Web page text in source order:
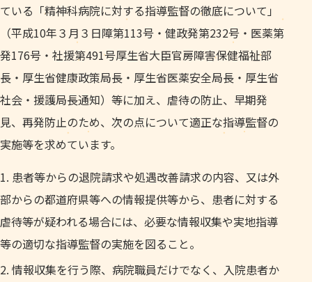
ている「精神科病院に対する指導監督の徹底について」
（平成10年３月３日障第113号・健政発第232号・医薬第
発176号・社援第491号厚生省大臣官房障害保健福祉部
長・厚生省健康政策局長・厚生省医薬安全局長・厚生省
社会・援護局長通知）等に加え、虐待の防止、早期発
見、再発防止のため、次の点について適正な指導監督の
実施等を求めています。
患者等からの退院請求や処遇改善請求の内容、又は外
部からの都道府県等への情報提供等から、患者に対する
虐待等が疑われる場合には、必要な情報収集や実地指導
等の適切な指導監督の実施を図ること。
情報収集を行う際、病院職員だけでなく、入院患者か